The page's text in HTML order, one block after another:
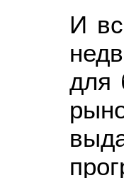
И
для